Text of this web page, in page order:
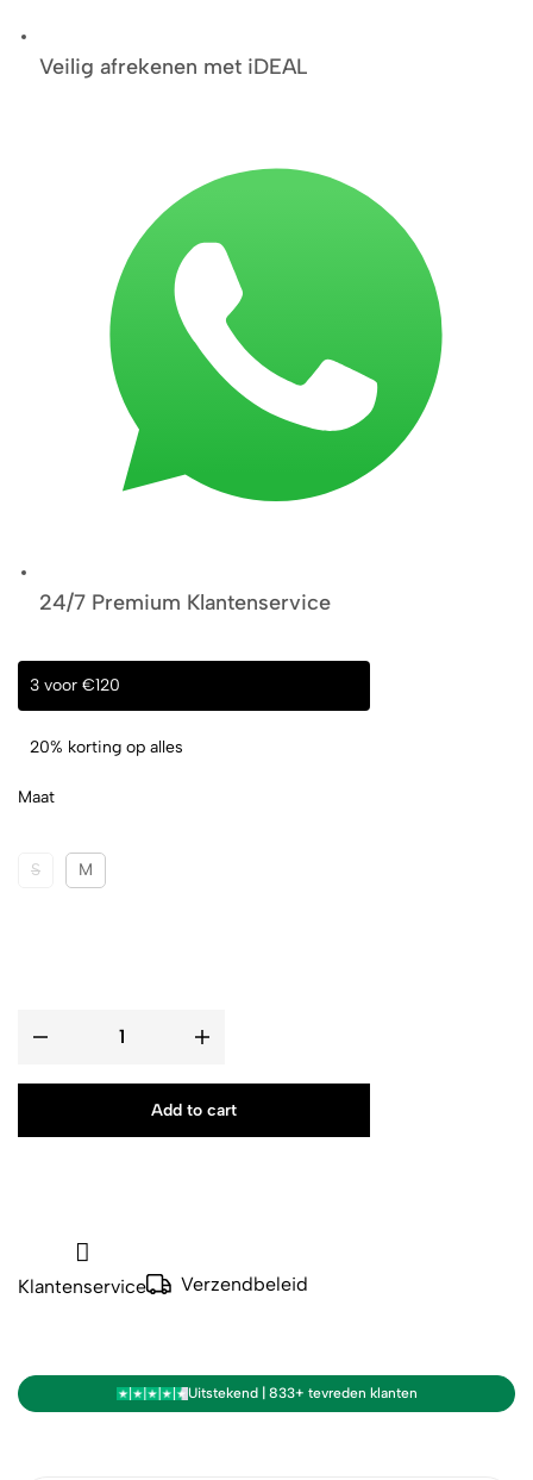
Veilig afrekenen met iDEAL
24/7 Premium Klantenservice
3 voor €120
20% korting op alles
Maat
S M
Add to cart
Klantenservice Verzendbeleid
Uitstekend | 833+ tevreden klanten